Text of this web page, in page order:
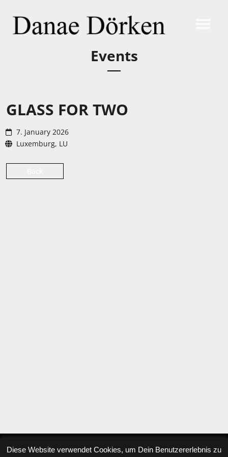
Events
GLASS FOR TWO
7. January 2026
Luxemburg, LU
Diese Website verwendet Cookies, um Dein Benutzererlebnis zu